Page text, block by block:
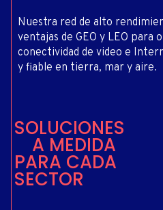
Nuestra red de alto
ventajas de GEO y LEO para
conectividad de video e
y fiable en tierra, mar y aire.
SOLUCIONES
A MEDIDA
PARA CADA
SECTOR